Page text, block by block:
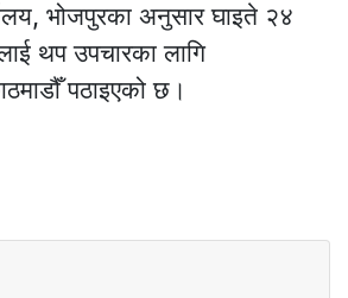
भोजपुरका अनुसार घाइते २४
थप उपचारका लागि
पठाइएको छ।